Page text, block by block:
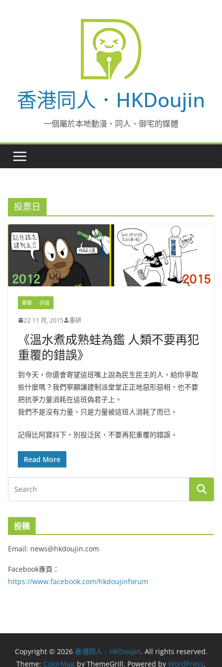
香港同人．HKDoujin
一個屬於本地動漫、同人、御宅的媒體
投票日
專欄 評論
22 11 月, 2015 墨研
《溫水煮成熟蛙為鑑 人類不要再犯
重覆的錯誤》
到今天，你還會寄望這班嘴上說為民生民主的人，給你爭取
些什麼嗎？我們寧願讓建制派堂堂正正地惡形惡相，也不要
把抗爭力量消耗在這班偽君子上。
我們不是沒有力量，只是力量被這班人消耗了而已。
記得比阿寶抖下，別投泛民，不要再犯重覆的錯誤。
Read More
投稿
Email: news@hkdoujin.com
Facebook專頁：
https://www.facebook.com/hkdoujinforum
Copyright © 2026 香港同人．HKDoujin. All rights reserved.
Theme: ColorMag by ThemeGrill. Powered by WordPress.